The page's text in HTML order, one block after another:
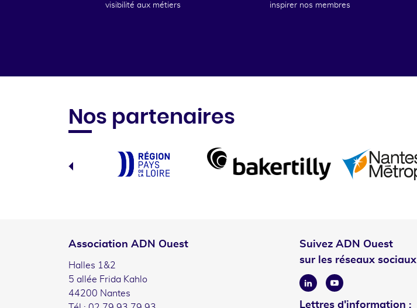
visibilité aux métiers
inspirer nos membres
Nos partenaires
Association ADN Ouest
Halles 1&2
5 allée Frida Kahlo
44200 Nantes
Suivez ADN Ouest
sur les réseaux sociaux
LinkedinYoutube
Lettres d'information :